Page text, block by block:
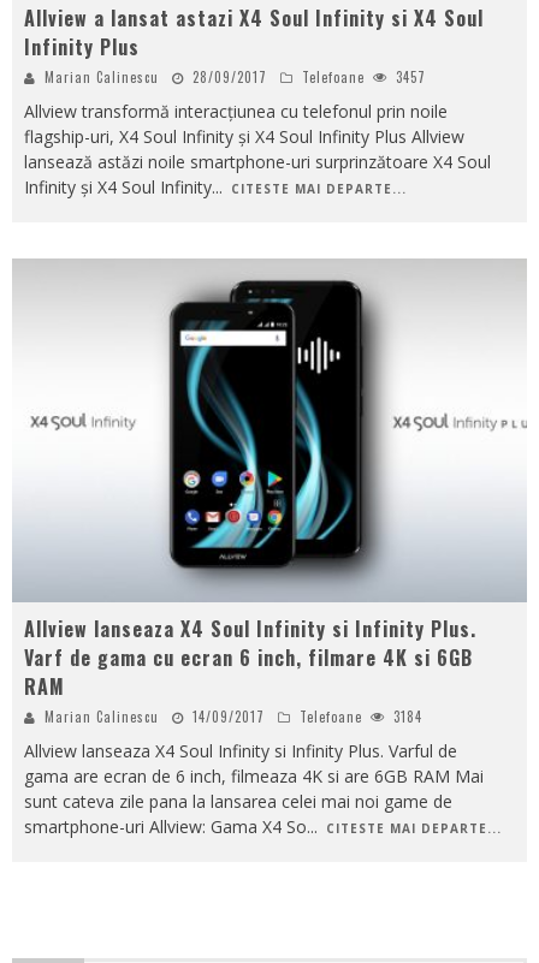
Allview a lansat astazi X4 Soul Infinity si X4 Soul
Infinity Plus
Marian Calinescu 28/09/2017 Telefoane 3457
Allview transformă interacțiunea cu telefonul prin noile
flagship-uri, X4 Soul Infinity și X4 Soul Infinity Plus Allview
lansează astăzi noile smartphone-uri surprinzătoare X4 Soul
Infinity și X4 Soul Infinity... CITESTE MAI DEPARTE...
Allview lanseaza X4 Soul Infinity si Infinity Plus.
Varf de gama cu ecran 6 inch, filmare 4K si 6GB
RAM
Marian Calinescu 14/09/2017 Telefoane 3184
Allview lanseaza X4 Soul Infinity si Infinity Plus. Varful de
gama are ecran de 6 inch, filmeaza 4K si are 6GB RAM Mai
sunt cateva zile pana la lansarea celei mai noi game de
smartphone-uri Allview: Gama X4 So... CITESTE MAI DEPARTE...